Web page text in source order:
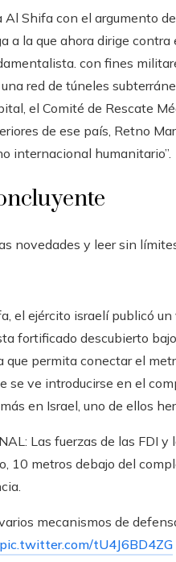
Al Shifa con el argumento
a la que ahora dirige
con fines
red de túneles
el Comité de Rescate
de ese país, Retno
internacional humanitario”.
novedades y leer sin
el ejército israelí publicó
fortificado descubierto
que permita conectar el
se ve introducirse en el
en Israel, uno de ellos
Las fuerzas de las FDI
10 metros debajo del
mecanismos de
pic.twitter.com/tU4J6BD4ZG